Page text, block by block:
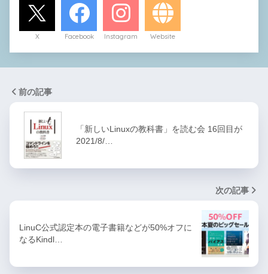
X Facebook Instagram Website
前の記事
「新しいLinuxの教科書」を読む会 16回目が
2021/8/…
次の記事
LinuC公式認定本の電子書籍などが50%オフに
なるKindl…